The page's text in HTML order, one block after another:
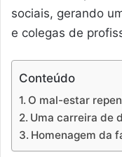
sociais, gerando
e colegas de
Conteúdo
O mal-estar
Uma carreira de
Homenagem da